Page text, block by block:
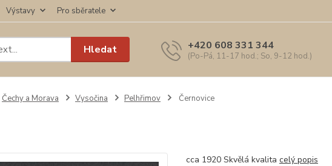
Výstavy Pro sběratele
Hledat +420 608 331 344
(Po-Pá, 11-17 hod.; So, 9-12 hod.)
Čechy a Morava Vysočina Pelhřimov Černovice
cca 1920 Skvělá kvalita celý popis